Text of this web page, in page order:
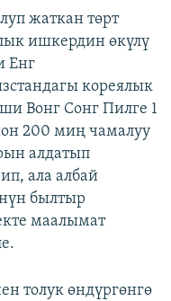
жаткан төрт
ишкердин өкүлү
Енг
кореялык
Вонг Сонг Пилге 1
200 миң чамалуу
алдатып
ала албай
былтыр
маалымат
толук өндүргөнгө